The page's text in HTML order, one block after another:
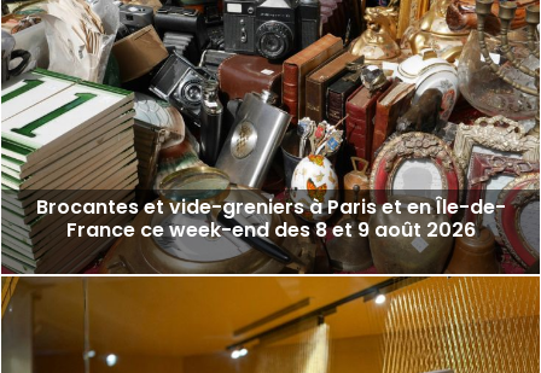
Brocantes et vide-greniers à Paris et en Île-de-
France ce week-end des 8 et 9 août 2026